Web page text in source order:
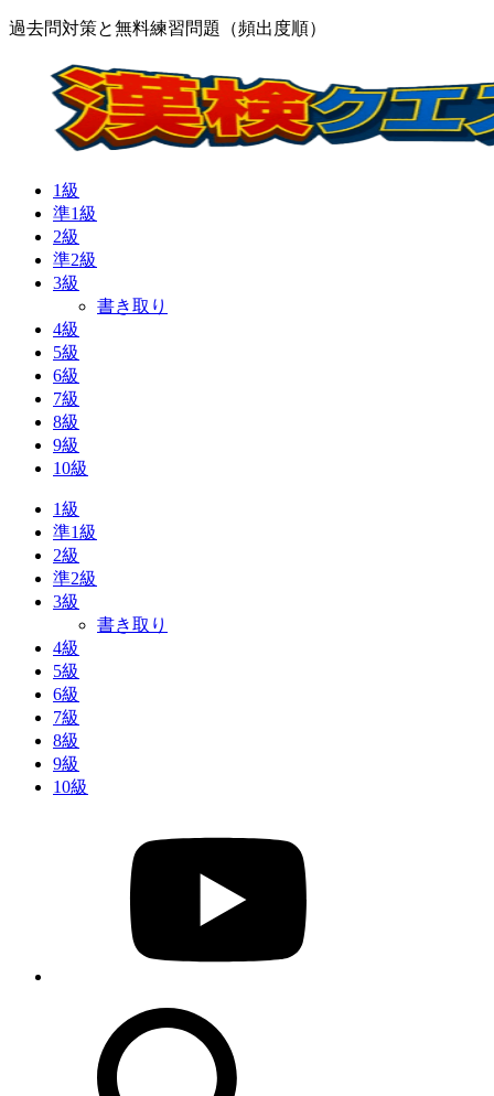
過去問対策と無料練習問題（頻出度順）
1級
準1級
2級
準2級
3級
書き取り
4級
5級
6級
7級
8級
9級
10級
1級
準1級
2級
準2級
3級
書き取り
4級
5級
6級
7級
8級
9級
10級